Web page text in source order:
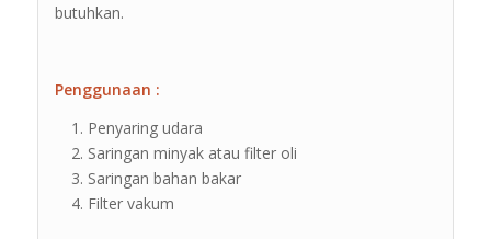
butuhkan.
Penggunaan :
Penyaring udara
Saringan minyak atau filter oli
Saringan bahan bakar
Filter vakum